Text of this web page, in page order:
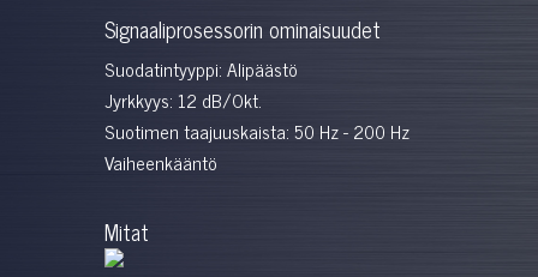
Signaaliprosessorin ominaisuudet
Suodatintyyppi: Alipäästö
Jyrkkyys: 12 dB/Okt.
Suotimen taajuuskaista: 50 Hz - 200 Hz
Vaiheenkääntö
Mitat